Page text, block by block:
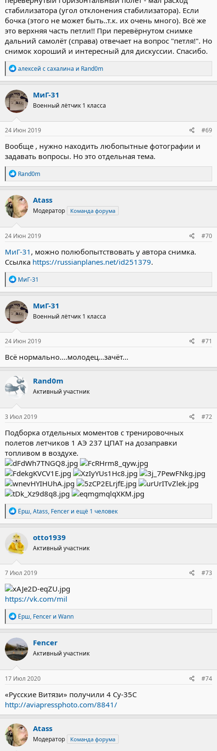
стабилизатора (угол отклонения стабилизатора). Если
бочка (этого не может быть..т.к. их очень много). Всё же
это верхняя часть петли!! При перевёрнутом снимке
дальний самолёт (справа) отвечает на вопрос "петля!". Но
снимок хороший и интересный для дискуссии. Спасибо.
Р
е
а
к
ц
и
и
:
алексей с сахалина и Rand0m
МиГ-31
Военный лётчик 1 класса
24 Июн 2019 #69
Вообще , нужно находить любопытные фотографии и
задавать вопросы. Но это отдельная тема.
Р
е
а
к
ц
и
и
:
Rand0m
Atass
Модератор Команда форума
24 Июн 2019 #70
МиГ-31 , можно полюбопытствовать у автора снимка.
Ссылка https://russianplanes.net/id251379.
Р
е
а
к
ц
и
и
:
МиГ-31
МиГ-31
Военный лётчик 1 класса
24 Июн 2019 #71
Всё нормально....молодец...зачёт...
Rand0m
Активный участник
3 Июл 2019 #72
Подборка отдельных моментов с тренировочных
полетов летчиков 1 АЭ 237 ЦПАТ на дозаправки
топливом в воздухе.
Р
е
а
к
ц
и
и
:
Ёрш,Atass, Fencer и ещё 1 человек
otto1939
Активный участник
7 Июл 2019 #73
https://vk.com/mil
Р
е
а
к
ц
и
и
:
Ёрш, Fencer и Wann
Fencer
Активный участник
17 Июл 2020 #74
«Русские Витязи» получили 4 Су-35С
http://aviapressphoto.com/8841/
Atass
Модератор Команда форума